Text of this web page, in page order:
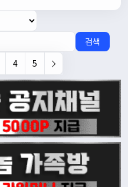
검색
4 5